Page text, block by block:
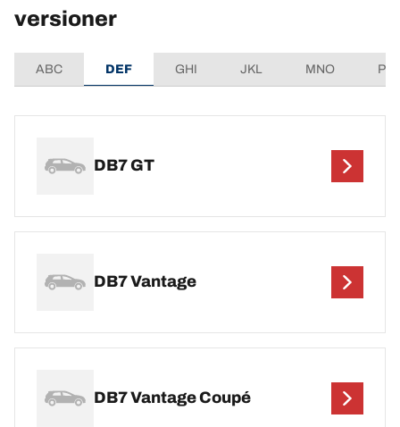
versioner
ABC DEF GHI JKL MNO
DB7 GT
DB7 Vantage
DB7 Vantage Coupé